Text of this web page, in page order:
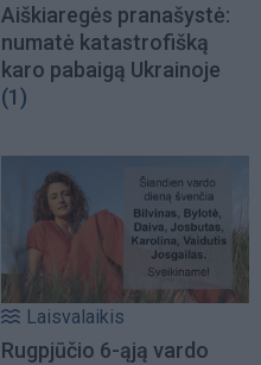
Aiškiaregės pranašystė:
numatė katastrofišką
karo pabaigą Ukrainoje
(1)
Laisvalaikis
Rugpjūčio 6-ąją vardo